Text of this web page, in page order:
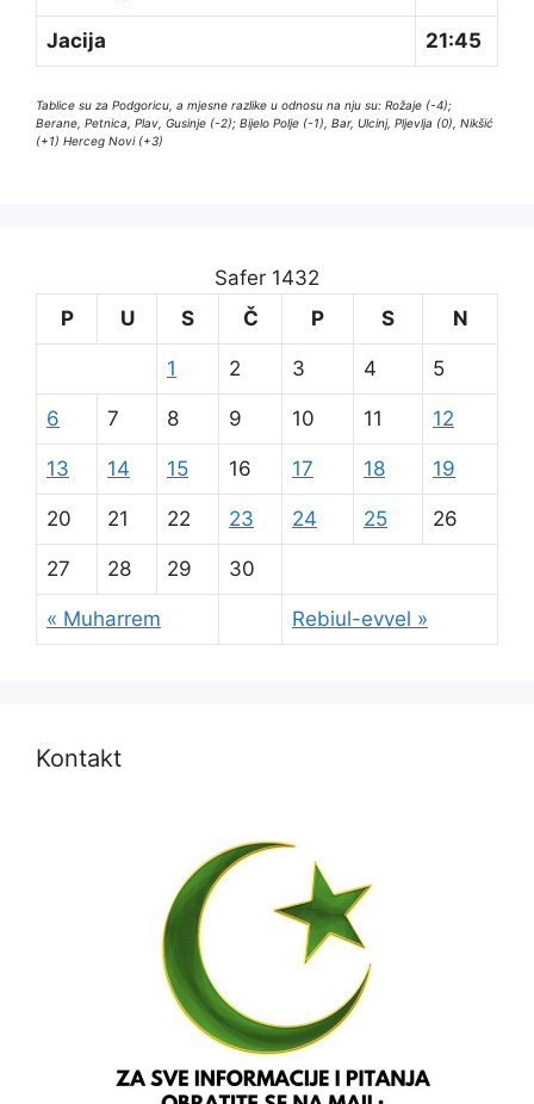
Jacija 21:45
Tablice su za Podgoricu, a mjesne razlike u odnosu na nju su: Rožaje (-4);
Berane, Petnica, Plav, Gusinje (-2); Bijelo Polje (-1), Bar, Ulcinj, Pljevlja (0), Nikšić
(+1) Herceg Novi (+3)
Safer 1432
P
U S Č P S N
« Muharrem Rebiul-evvel »
1 2 3 4 5
6 7 8 9 10 11 12
13 14 15 16 17 18 19
20 21 22 23 24 25 26
27 28 29 30
Kontakt